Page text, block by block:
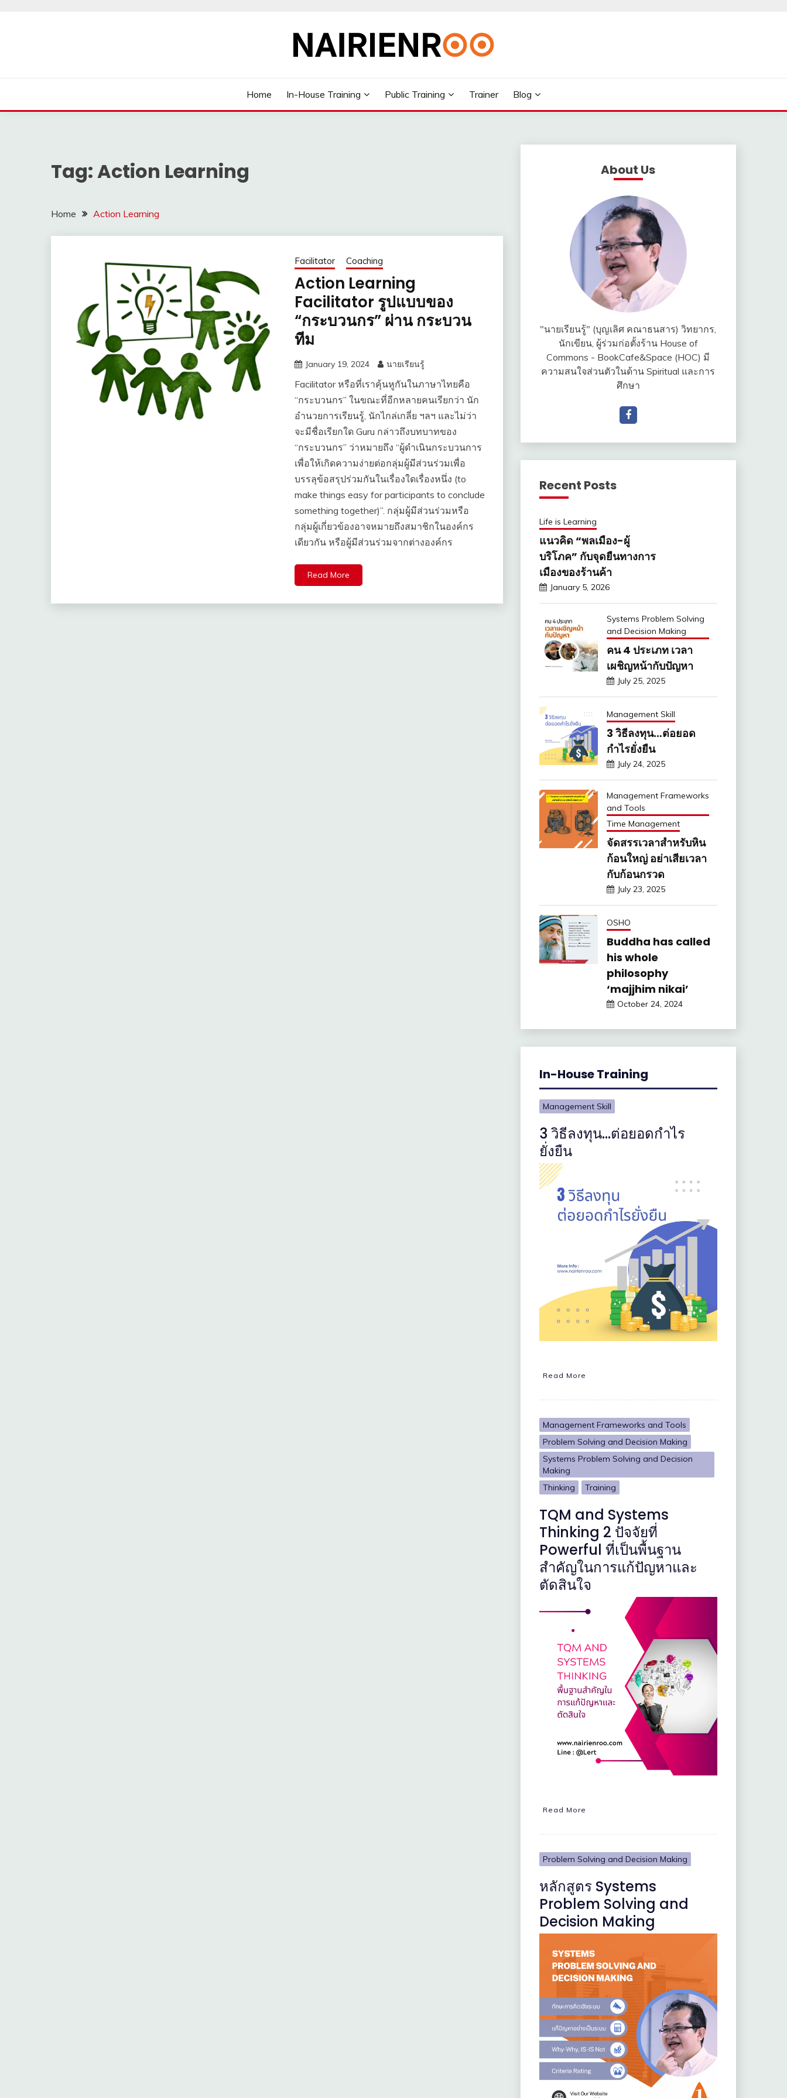
Home In-House Training Public Training Trainer Blog
Tag:Action Learning
Home Action Learning
Facilitator Coaching
Action Learning
Facilitator รูปแบบของ
“กระบวนกร” ผ่าน กระบวน
ทีม
January 19, 2024 นายเรียนรู้
Facilitator หรือที่เราคุ้นหูกันในภาษาไทยคือ
“กระบวนกร” ในขณะที่อีกหลายคนเรียกว่า นัก
อำนวยการเรียนรู้, นักไกล่เกลี่ย ฯลฯ และไม่ว่า
จะมีชื่อเรียกใด Guru กล่าวถึงบทบาทของ
“กระบวนกร” ว่าหมายถึง “ผู้ดำเนินกระบวนการ
เพื่อให้เกิดความง่ายต่อกลุ่มผู้มีส่วนร่วมเพื่อ
บรรลุข้อสรุปร่วมกันในเรื่องใดเรื่องหนึ่ง (to
make things easy for participants to conclude
something together)”. กลุ่มผู้มีส่วนร่วมหรือ
กลุ่มผู้เกี่ยวข้องอาจหมายถึงสมาชิกในองค์กร
เดียวกัน หรือผู้มีส่วนร่วมจากต่างองค์กร
Read More
About Us
"นายเรียนรู้" (บุญเลิศ คณาธนสาร) วิทยากร,
นักเขียน, ผู้ร่วมก่อตั้งร้าน House of
Commons - BookCafe&Space (HOC) มี
ความสนใจส่วนตัวในด้าน Spiritual และการ
ศึกษา
Recent Posts
Life is Learning
แนวคิด “พลเมือง-ผู้
บริโภค” กับจุดยืนทางการ
เมืองของร้านค้า
January 5, 2026
Systems Problem Solving
and Decision Making
คน 4 ประเภท เวลา
เผชิญหน้ากับปัญหา
July 25, 2025
Management Skill
3 วิธีลงทุน…ต่อยอด
กำไรยั่งยืน
July 24, 2025
Management Frameworks
and Tools
Time Management
จัดสรรเวลาสำหรับหิน
ก้อนใหญ่ อย่าเสียเวลา
กับก้อนกรวด
July 23, 2025
OSHO
Buddha has called
his whole
philosophy
‘majjhim nikai’
October 24, 2024
In-House Training
Management Skill
3 วิธีลงทุน…ต่อยอดกำไร
ยั่งยืน
Read More
Management Frameworks and Tools
Problem Solving and Decision Making
Systems Problem Solving and Decision
Making
Thinking
Training
TQM and Systems
Thinking 2 ปัจจัยที่
Powerful ที่เป็นพื้นฐาน
สำคัญในการแก้ปัญหาและ
ตัดสินใจ
Read More
Problem Solving and Decision Making
หลักสูตร Systems
Problem Solving and
Decision Making